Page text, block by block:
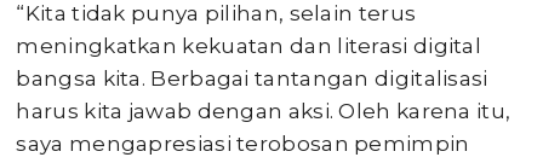
“Kita tidak punya pilihan, selain terus
meningkatkan kekuatan dan literasi digital
bangsa kita. Berbagai tantangan digitalisasi
harus kita jawab dengan aksi. Oleh karena itu,
saya mengapresiasi terobosan pemimpin